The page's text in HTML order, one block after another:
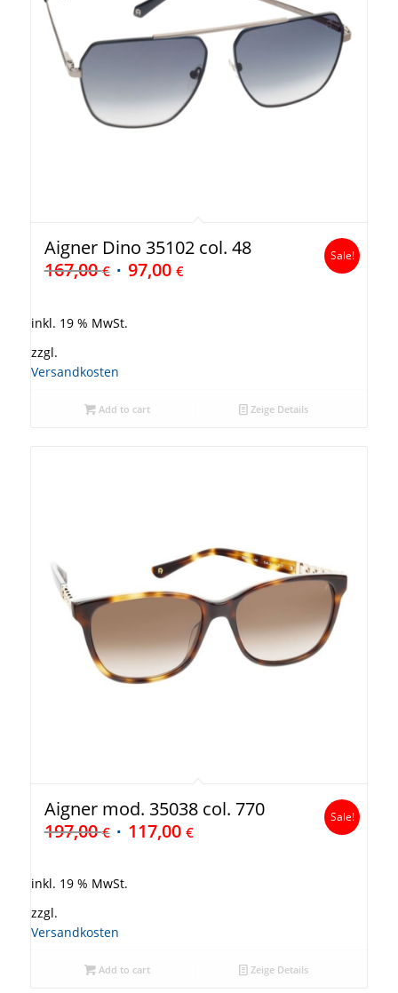
Aigner Dino 35102 col. 48
167,00€ 97,00 €
Sale!
inkl. 19 % MwSt.
zzgl.
Versandkosten
Add to cart Zeige Details
Aigner mod. 35038 col. 770
197,00€ 117,00 €
Sale!
inkl. 19 % MwSt.
zzgl.
Versandkosten
Add to cart Zeige Details